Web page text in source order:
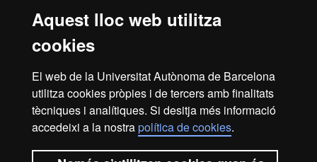
Aquest lloc web utilitza
cookies
El web de la Universitat Autònoma de Barcelona
utilitza cookies pròpies i de tercers amb finalitats
tècniques i analítiques. Si desitja més informació
accedeixi a la nostrapolítica de cookies.